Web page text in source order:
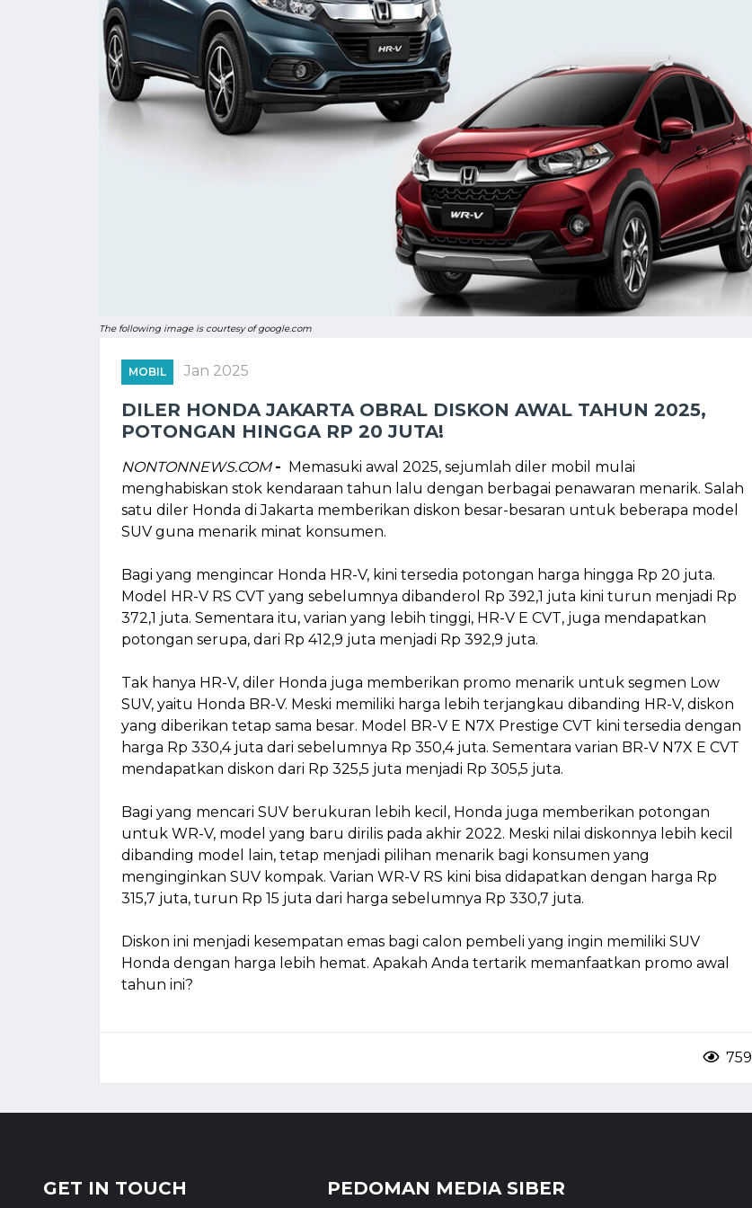
The following image is courtesy of google.com
MOBIL Jan 2025
DILER HONDA JAKARTA OBRAL DISKON AWAL TAHUN 2025,
POTONGAN HINGGA RP 20 JUTA!
NONTONNEWS.COM - Memasuki awal 2025, sejumlah diler mobil mulai
menghabiskan stok kendaraan tahun lalu dengan berbagai penawaran menarik. Salah
satu diler Honda di Jakarta memberikan diskon besar-besaran untuk beberapa model
SUV guna menarik minat konsumen.
Bagi yang mengincar Honda HR-V, kini tersedia potongan harga hingga Rp 20 juta.
Model HR-V RS CVT yang sebelumnya dibanderol Rp 392,1 juta kini turun menjadi Rp
372,1 juta. Sementara itu, varian yang lebih tinggi, HR-V E CVT, juga mendapatkan
potongan serupa, dari Rp 412,9 juta menjadi Rp 392,9 juta.
Tak hanya HR-V, diler Honda juga memberikan promo menarik untuk segmen Low
SUV, yaitu Honda BR-V. Meski memiliki harga lebih terjangkau dibanding HR-V, diskon
yang diberikan tetap sama besar. Model BR-V E N7X Prestige CVT kini tersedia dengan
harga Rp 330,4 juta dari sebelumnya Rp 350,4 juta. Sementara varian BR-V N7X E CVT
mendapatkan diskon dari Rp 325,5 juta menjadi Rp 305,5 juta.
Bagi yang mencari SUV berukuran lebih kecil, Honda juga memberikan potongan
untuk WR-V, model yang baru dirilis pada akhir 2022. Meski nilai diskonnya lebih kecil
dibanding model lain, tetap menjadi pilihan menarik bagi konsumen yang
menginginkan SUV kompak. Varian WR-V RS kini bisa didapatkan dengan harga Rp
315,7 juta, turun Rp 15 juta dari harga sebelumnya Rp 330,7 juta.
Diskon ini menjadi kesempatan emas bagi calon pembeli yang ingin memiliki SUV
Honda dengan harga lebih hemat. Apakah Anda tertarik memanfaatkan promo awal
tahun ini?
759
GET IN TOUCH PEDOMAN MEDIA SIBER